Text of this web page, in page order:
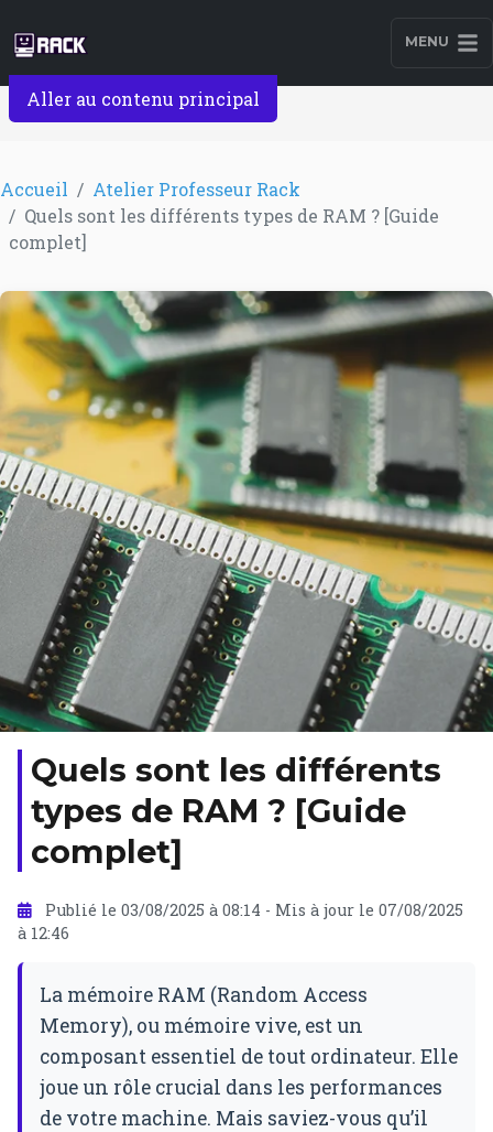
Aller au contenu principal
MENU
Accueil
Atelier Professeur Rack
Quels sont les différents types de RAM ? [Guide
complet]
Quels sont les différents
types de RAM ? [Guide
complet]
Publié le 03/08/2025 à 08:14 - Mis à jour le 07/08/2025
à 12:46
La mémoire RAM (Random Access
Memory), ou mémoire vive, est un
composant essentiel de tout ordinateur. Elle
joue un rôle crucial dans les performances
de votre machine. Mais saviez-vous qu’il